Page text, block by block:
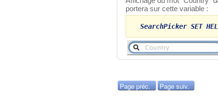
portera sur cette variable :
SearchPicker SET
Page préc. Page suiv.